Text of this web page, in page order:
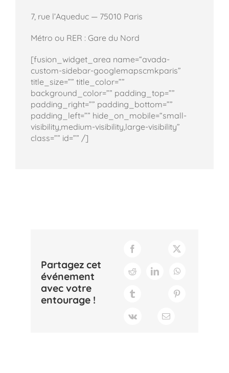
7, rue l’Aqueduc — 75010 Paris
Métro ou RER : Gare du Nord
[fusion_widget_area name=“avada-
custom-sidebar-googlemapscmkparis”
title_size=”” title_color=””
background_color=”” padding_top=””
padding_right=”” padding_bottom=””
padding_left=”” hide_on_mobile=“small-
visibility,medium-visibility,large-visibility”
class=”” id=”” /]
Partagez cet
événement
avec votre
entourage !